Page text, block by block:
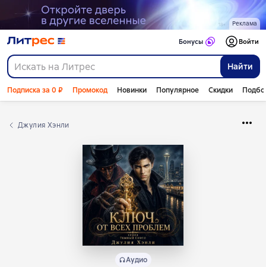
Реклама
Найти
Бонусы Войти
Подписка за 0 ₽ Промокод Новинки Популярное Скидки
Джулия Хэнли
Аудио